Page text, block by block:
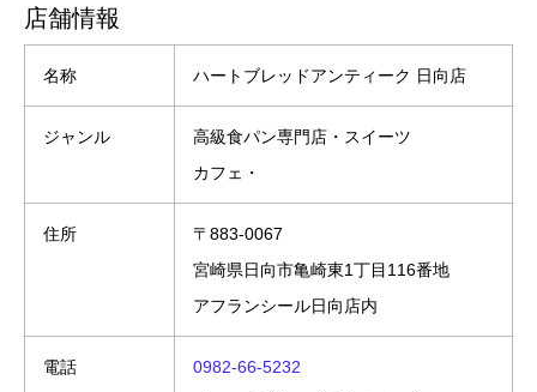
店舗情報
名称 ハートブレッドアンティーク 日向店
ジャンル
高級食パン専門店・スイーツ
カフェ・
住所
〒883-0067
宮崎県日向市亀崎東1丁目116番地
アフランシール日向店内
電話
0982-66-5232